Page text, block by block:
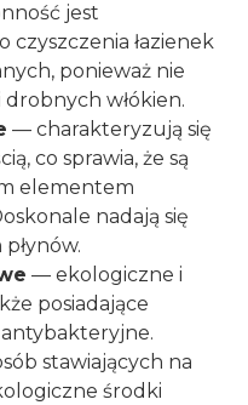
jest
czyszczenia łazienek
ponieważ nie
włókien.
— charakteryzują się
co sprawia, że są
elementem
nadają się
— ekologiczne i
posiadające
stawiających na
środki